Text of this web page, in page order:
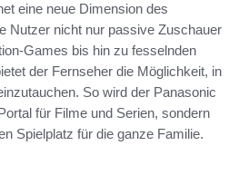
eine neue Dimension des
Nutzer nicht nur passive Zuschauer
Games bis hin zu fesselnden
der Fernseher die Möglichkeit, in
So wird der Panasonic
für Filme und Serien, sondern
Spielplatz für die ganze Familie.